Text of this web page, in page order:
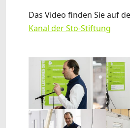
Das Video finden Sie auf
Kanal der Sto-Stiftung
Show larger version Show
Show larger version Show